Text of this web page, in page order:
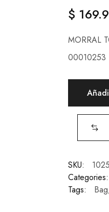
$
MORRAL
00010253
SKU:
Categories:
Tags:
Bag